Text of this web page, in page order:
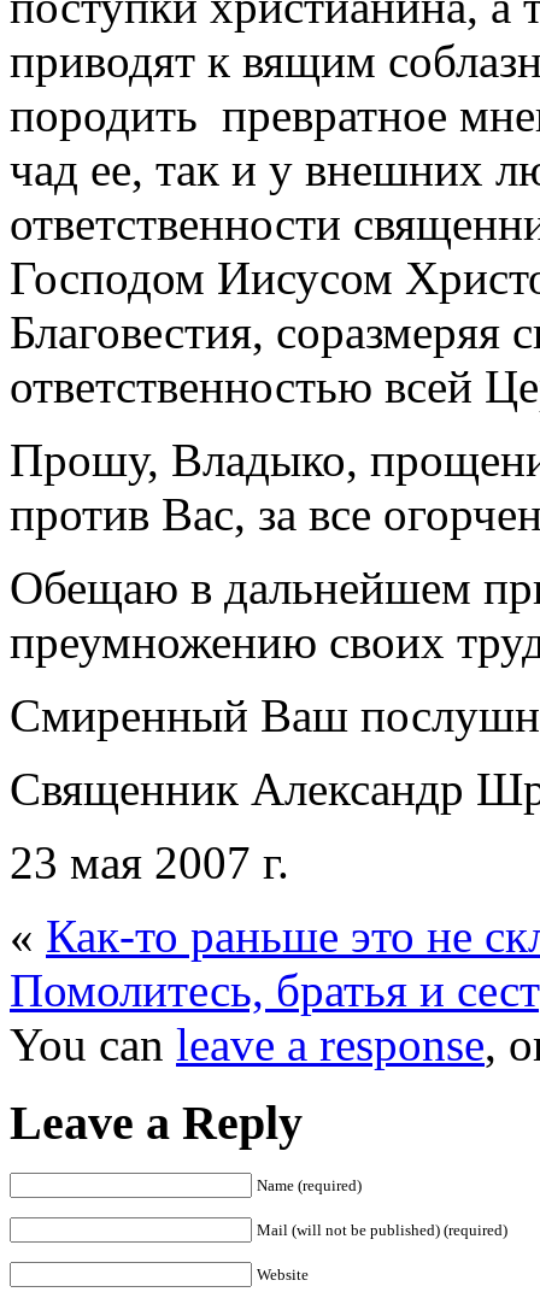
приводят к вящим
породить превратное
чад ее, так и у внешних
ответственности
Господом Иисусом
Благовестия, соразмеряя
ответственностью всей
Прошу, Владыко,
против Вас, за все
Обещаю в дальнейшем
преумножению своих
Смиренный Ваш
Священник Александр
23 мая 2007 г.
« Как-то раньше это не
Помолитесь, братья и
You can leave a response,
Leave a Reply
Name (required)
Mail (will not be published) (required)
Website